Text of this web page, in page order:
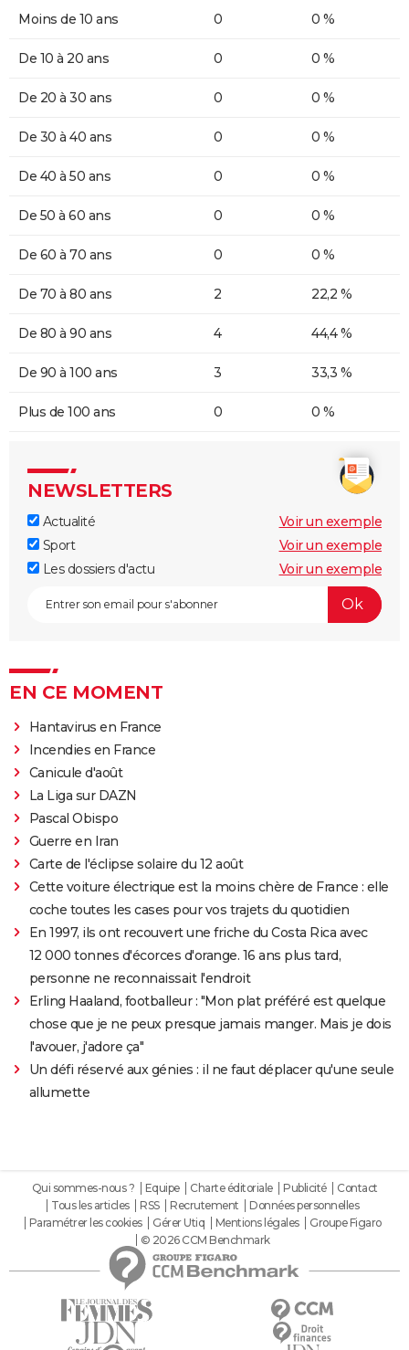
Moins de 10 ans 0 0 %
De 10 à 20 ans 0 0 %
De 20 à 30 ans 0 0 %
De 30 à 40 ans 0 0 %
De 40 à 50 ans 0 0 %
De 50 à 60 ans 0 0 %
De 60 à 70 ans 0 0 %
De 70 à 80 ans 2 22,2 %
De 80 à 90 ans 4 44,4 %
De 90 à 100 ans 3 33,3 %
Plus de 100 ans 0 0 %
NEWSLETTERS
Actualité
Voir un exemple
Sport
Voir un exemple
Les dossiers d'actu
Voir un exemple
EN CE MOMENT
Hantavirus en France
Incendies en France
Canicule d'août
La Liga sur DAZN
Pascal Obispo
Guerre en Iran
Carte de l'éclipse solaire du 12 août
Cette voiture électrique est la moins chère de France : elle
coche toutes les cases pour vos trajets du quotidien
En 1997, ils ont recouvert une friche du Costa Rica avec
12 000 tonnes d'écorces d'orange. 16 ans plus tard,
personne ne reconnaissait l'endroit
Erling Haaland, footballeur : "Mon plat préféré est quelque
chose que je ne peux presque jamais manger. Mais je dois
l'avouer, j'adore ça"
Un défi réservé aux génies : il ne faut déplacer qu'une seule
allumette
Qui sommes-nous ? Equipe Charte éditoriale Publicité
Contact
Tous les articles
RSS Recrutement
Données personnelles
Paramétrer les cookies
Gérer Utiq Mentions légales
Groupe Figaro
© 2026 CCM Benchmark